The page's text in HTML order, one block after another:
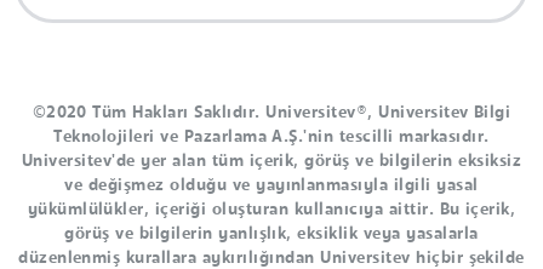
©2020 Tüm Hakları Saklıdır. Universitev®, Universitev Bilgi
Teknolojileri ve Pazarlama A.Ş.'nin tescilli markasıdır.
Universitev'de yer alan tüm içerik, görüş ve bilgilerin eksiksiz
ve değişmez olduğu ve yayınlanmasıyla ilgili yasal
yükümlülükler, içeriği oluşturan kullanıcıya aittir. Bu içerik,
görüş ve bilgilerin yanlışlık, eksiklik veya yasalarla
düzenlenmiş kurallara aykırılığından Universitev hiçbir şekilde